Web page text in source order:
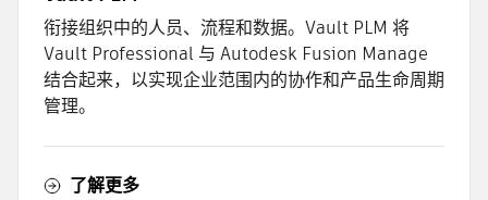
衔接组织中的人员、流程和数据。Vault PLM 将
Vault Professional 与 Autodesk Fusion Manage
结合起来，以实现企业范围内的协作和产品生命周期
管理。
了解更多